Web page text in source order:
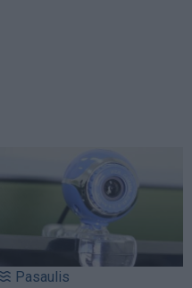
Pasaulis